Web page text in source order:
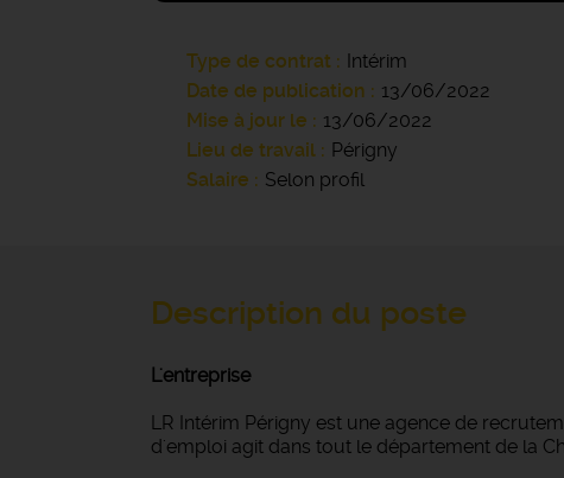
Type de contrat
Intérim
Date de publication
13/06/2022
Mise à jour le
13/06/2022
Lieu de travail
Périgny
Salaire
Selon profil
Description du poste
L'entreprise
LR Intérim Périgny est une agence de
d'emploi agit dans tout le département de la